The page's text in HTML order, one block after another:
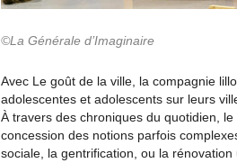
©La Générale d’Imaginaire
Avec Le goût de la ville, la compagnie
adolescentes et adolescents sur leurs
À travers des chroniques du quotidien,
concession des notions parfois
sociale, la gentrification, ou la